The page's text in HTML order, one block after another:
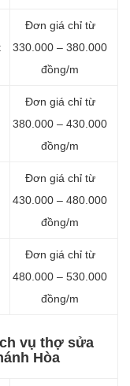
Đơn giá chỉ từ
330.000 – 380.000
đồng/m
Đơn giá chỉ từ
380.000 – 430.000
đồng/m
Đơn giá chỉ từ
430.000 – 480.000
đồng/m
Đơn giá chỉ từ
480.000 – 530.000
đồng/m
vụ thợ sửa
Hòa